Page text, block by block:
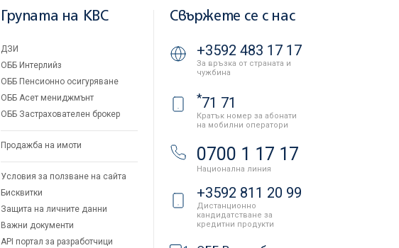
Групата на KBC
ДЗИ
ОББ Интерлийз
ОББ Пенсионно осигуряване
ОББ Асет мениджмънт
ОББ Застрахователен брокер
Продажба на имоти
Условия за ползване на сайта
Бисквитки
Защита на личните данни
Важни документи
API портал за разработчици
Свържете се с нас
+3592 483 17 17
За връзка от страната и
чужбина
*71 71
Кратък номер за абонати
на мобилни оператори
0700 1 17 17
Национална линия
+3592 811 20 99
Дистанционно
кандидатстване за
кредитни продукти